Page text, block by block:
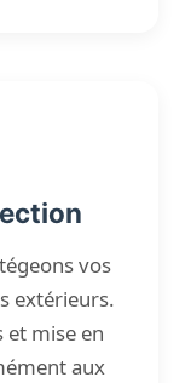
vos
extérieurs.
et mise en
aux